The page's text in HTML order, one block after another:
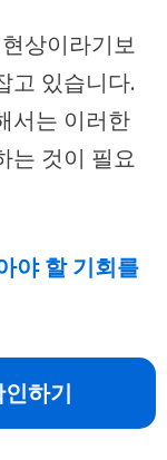
상이라기보
고 있습니다.
서는 이러한
는 것이 필요
야 할 기회를
하기